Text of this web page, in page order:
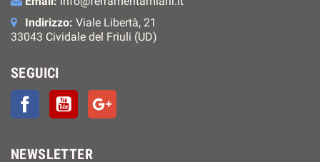
Indirizzo: Viale Libertà, 21
33043 Cividale del Friuli (UD)
SEGUICI
FacebookYouTube
NEWSLETTER